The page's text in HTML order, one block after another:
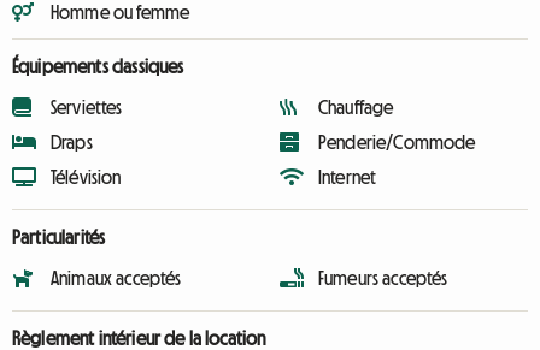
Homme ou femme
Équipements classiques
Serviettes
Draps
Télévision
Chauffage
Penderie/Commode
Internet
Particularités
Animaux acceptés Fumeurs acceptés
Règlement intérieur de la location